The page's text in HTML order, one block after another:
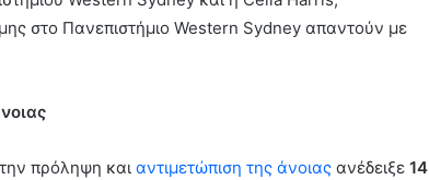
στο Πανεπιστήμιο Western Sydney απαντούν με
πρόληψη και αντιμετώπιση της άνοιας ανέδειξε 14